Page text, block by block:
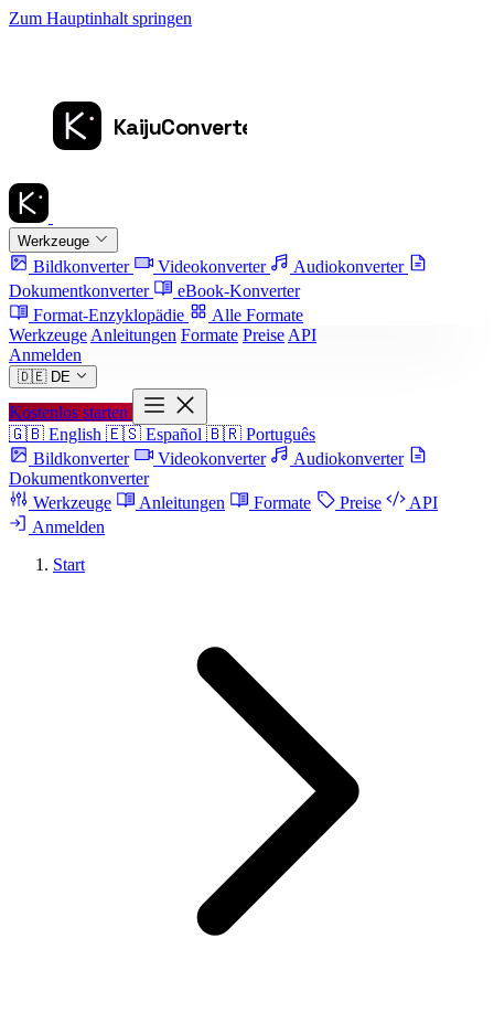
Zum Hauptinhalt springen
Werkzeuge
Bildkonverter Videokonverter
Audiokonverter
Dokumentkonverter
eBook-Konverter
Format-Enzyklopädie
Alle Formate
Werkzeuge Anleitungen Formate Preise API
Anmelden
🇩🇪 DE
Kostenlos starten
🇬🇧 English 🇪🇸 Español 🇧🇷 Português
Bildkonverter
Videokonverter
Audiokonverter
Dokumentkonverter
Werkzeuge
Anleitungen Formate Preise
API
Anmelden
Start